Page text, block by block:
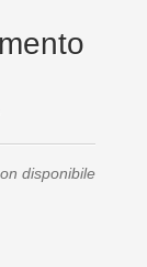
disponibile